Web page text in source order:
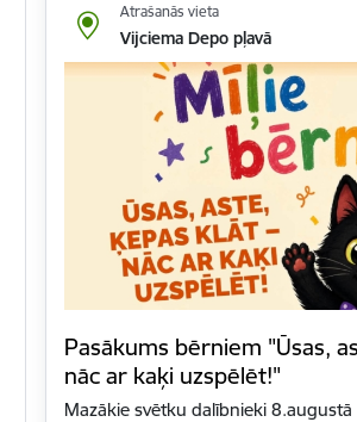
Atrašanās vieta
Vijciema Depo pļavā
Pasākums bērniem "Ūsas,
nāc ar kaķi uzspēlēt!"
Mazākie svētku dalībnieki